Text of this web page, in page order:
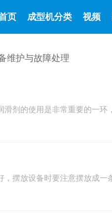
页 成型机分类 视频
维护与故障处理
滑剂的使用是非常重要的一
，摆放设备时要注意摆放成